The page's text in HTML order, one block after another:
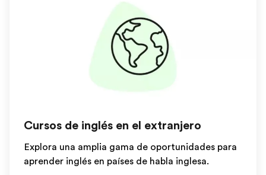
Cursos de inglés en el extranjero
Explora una amplia gama de oportunidades para
aprender inglés en países de habla inglesa.